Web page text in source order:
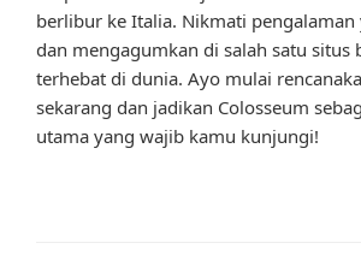
berlibur ke Italia. Nikmati pengalaman
dan mengagumkan di salah satu situs
terhebat di dunia. Ayo mulai
sekarang dan jadikan Colosseum
utama yang wajib kamu kunjungi!